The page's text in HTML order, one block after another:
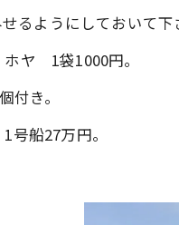
るようにしておいて
ヤ 1袋1000円。
付き。
号船27万円。